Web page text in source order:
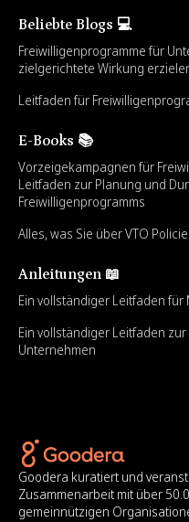
Beliebte Blogs 💻
Freiwilligenprogramme für
zielgerichtete Wirkung
Leitfaden für
E-Books 📚
Vorzeigekampagnen für
Leitfaden zur Planung und
Freiwilligenprogramms
Alles, was Sie über VTO
Anleitungen 📖
Ein vollständiger Leitfaden für
Ein vollständiger Leitfaden
Unternehmen
Goodera kuratiert und
Zusammenarbeit mit über
gemeinnützigen